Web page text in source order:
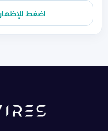
••••••••3103 • اضغط للإظهار